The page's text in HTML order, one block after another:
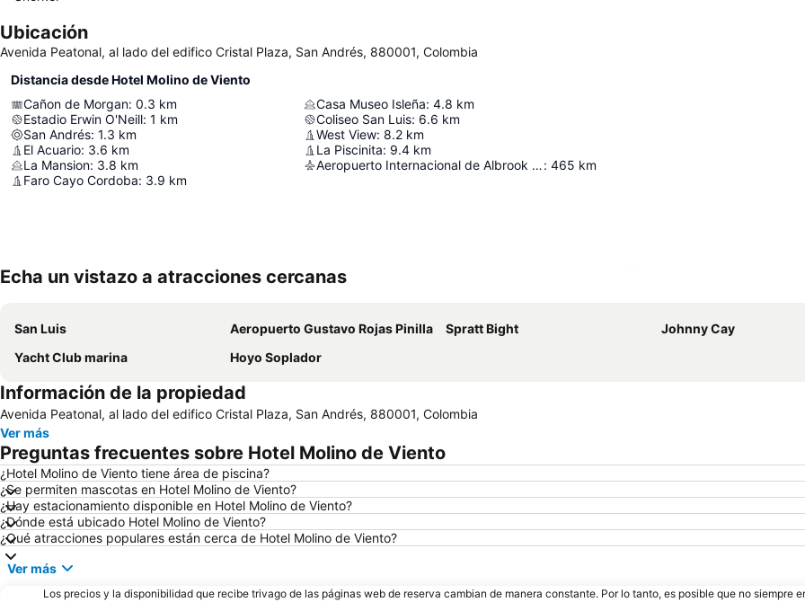
Ubicación
Avenida Peatonal, al lado del edifico Cristal Plaza, San Andrés, 880001, Colombia
Distancia desde Hotel Molino de Viento
Cañon de Morgan: 0.3 km
Estadio Erwin O'Neill: 1 km
San Andrés: 1.3 km
El Acuario: 3.6 km
La Mansion: 3.8 km
Faro Cayo Cordoba: 3.9 km
Casa Museo Isleña: 4.8 km
Coliseo San Luis: 6.6 km
West View: 8.2 km
La Piscinita: 9.4 km
Aeropuerto Internacional de Albrook "Marcos A. Gelabert": 465 km
Echa un vistazo a atracciones cercanas
San Luis Aeropuerto Gustavo Rojas Pinilla Spratt Bight
Johnny Cay
Yacht Club marina
Hoyo Soplador
Información de la propiedad
Avenida Peatonal, al lado del edifico Cristal Plaza, San Andrés, 880001, Colombia
Ver más
Preguntas frecuentes sobre Hotel Molino de Viento
¿Hotel Molino de Viento tiene área de piscina?
¿Se permiten mascotas en Hotel Molino de Viento?
¿Hay estacionamiento disponible en Hotel Molino de Viento?
¿Dónde está ubicado Hotel Molino de Viento?
¿Qué atracciones populares están cerca de Hotel Molino de Viento?
Ver más
Los precios y la disponibilidad que recibe trivago de las páginas web de reserva cambian de manera constante. Por lo tanto, es posible que no siempre